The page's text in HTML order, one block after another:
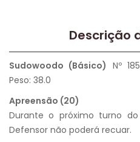
Descrição
Sudowoodo (Básico) Nº
Peso: 38.0
Apreensão (20)
Durante o próximo turno
Defensor não poderá recuar.